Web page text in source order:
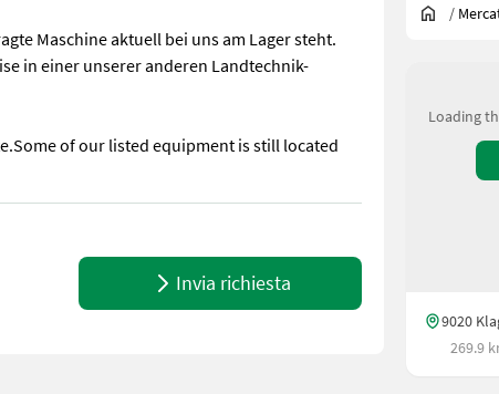
Maschine aktuell bei uns am Lager steht.
in einer unserer anderen Landtechnik-
of our listed equipment is still located
ob die von Ihnen angefragte Maschine aktuell bei
Invia richiesta
/
Loading
9020
269.9